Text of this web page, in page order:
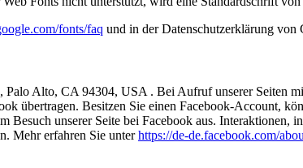
fonts/faq und in der Datenschutzerklärung von
Alto, CA 94304, USA . Bei Aufruf unserer Seiten
übertragen. Besitzen Sie einen Facebook-Account,
unserer Seite bei Facebook aus. Interaktionen,
Mehr erfahren Sie unterhttps://de-de.facebook.com/